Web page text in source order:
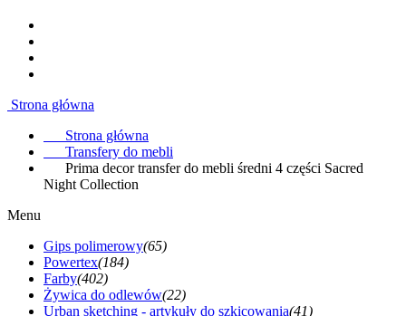
Strona główna
Strona główna
Transfery do mebli
Prima decor transfer do mebli średni 4 części Sacred
Night Collection
Menu
Gips polimerowy(65)
Powertex(184)
Farby(402)
Żywica do odlewów(22)
Urban sketching - artykuły do szkicowania(41)